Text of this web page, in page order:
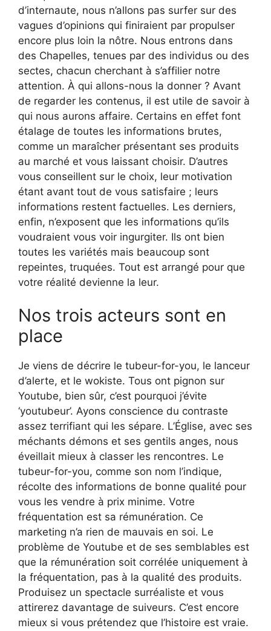
d’internaute, nous n’allons pas surfer sur des
vagues d’opinions qui finiraient par propulser
encore plus loin la nôtre. Nous entrons dans
des Chapelles, tenues par des individus ou des
sectes, chacun cherchant à s’affilier notre
attention. À qui allons-nous la donner ? Avant
de regarder les contenus, il est utile de savoir à
qui nous aurons affaire. Certains en effet font
étalage de toutes les informations brutes,
comme un maraîcher présentant ses produits
au marché et vous laissant choisir. D’autres
vous conseillent sur le choix, leur motivation
étant avant tout de vous satisfaire ; leurs
informations restent factuelles. Les derniers,
enfin, n’exposent que les informations qu’ils
voudraient vous voir ingurgiter. Ils ont bien
toutes les variétés mais beaucoup sont
repeintes, truquées. Tout est arrangé pour que
votre réalité devienne la leur.
Nos trois acteurs sont en
place
Je viens de décrire le tubeur-for-you, le lanceur
d’alerte, et le wokiste. Tous ont pignon sur
Youtube, bien sûr, c’est pourquoi j’évite
‘youtubeur’. Ayons conscience du contraste
assez terrifiant qui les sépare. L’Église, avec ses
méchants démons et ses gentils anges, nous
éveillait mieux à classer les rencontres. Le
tubeur-for-you, comme son nom l’indique,
récolte des informations de bonne qualité pour
vous les vendre à prix minime. Votre
fréquentation est sa rémunération. Ce
marketing n’a rien de mauvais en soi. Le
problème de Youtube et de ses semblables est
que la rémunération soit corrélée uniquement à
la fréquentation, pas à la qualité des produits.
Produisez un spectacle surréaliste et vous
attirerez davantage de suiveurs. C’est encore
mieux si vous prétendez que l’histoire est vraie.